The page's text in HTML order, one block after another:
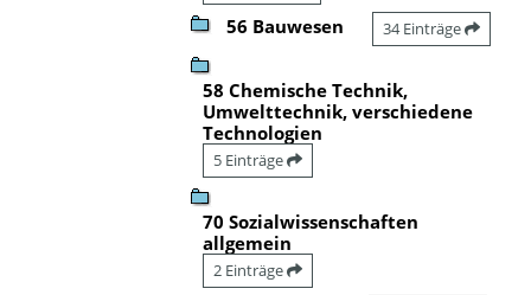
56 Bauwesen 34 Einträge
58 Chemische Technik,
Umwelttechnik, verschiedene
Technologien
5 Einträge
70 Sozialwissenschaften
allgemein
2 Einträge